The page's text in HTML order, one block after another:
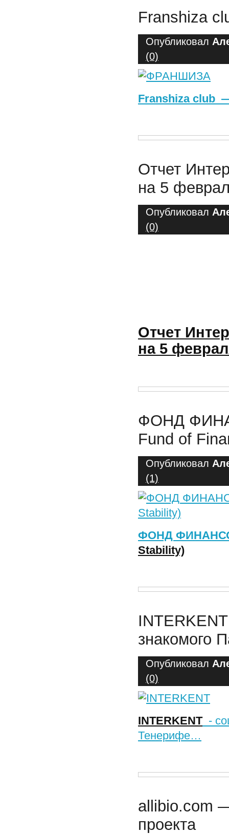
Franshiza
Опубликовал
(0)
Franshiza club
Отчет
на 5
Опубликовал
(0)
Отчет
на 5
ФОНД
Fund of
Опубликовал
(1)
ФОНД
Stability)
знакомого
Опубликовал
(0)
INTERKENT-
Тенерифе…
allibio.com
проекта